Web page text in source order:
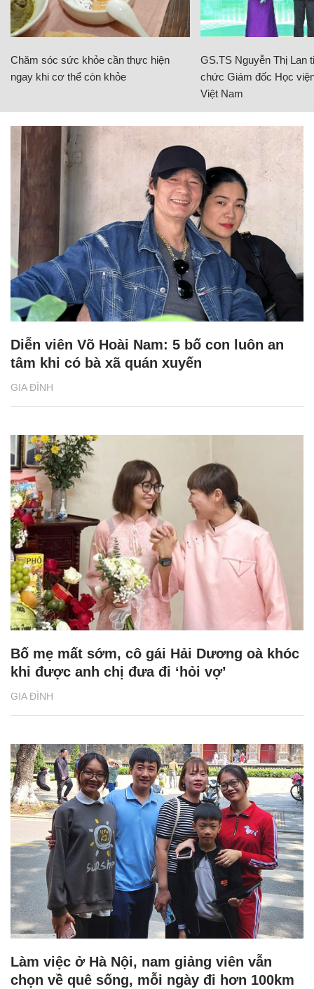
Chăm sóc sức khỏe cần thực hiện
ngay khi cơ thể còn khỏe
GS.TS Nguyễn Thị Lan
chức Giám đốc Học
Việt Nam
GIA ĐÌNH
Diễn viên Võ Hoài Nam: 5 bố con luôn an
tâm khi có bà xã quán xuyến
GIA ĐÌNH
Bố mẹ mất sớm, cô gái Hải Dương oà khóc
khi được anh chị đưa đi ‘hỏi vợ’
Làm việc ở Hà Nội, nam giảng viên vẫn
chọn về quê sống, mỗi ngày đi hơn 100km